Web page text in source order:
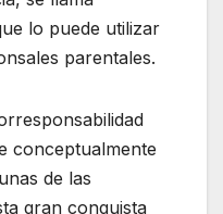
lo puede utilizar
parentales.
conceptualmente
de las
gran conquista